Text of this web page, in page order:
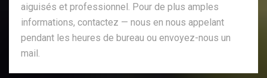
aiguisés et professionnel. Pour de plus amples
informations, contactez — nous en nous appelant
pendant les heures de bureau ou envoyez-nous un
mail.